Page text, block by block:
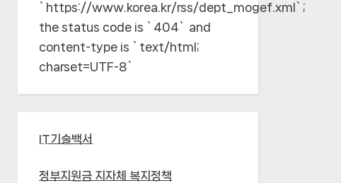
`https://www.korea.kr/rss/dept_mogef.xml`;
the status code is `404` and
content-type is `text/html;
charset=UTF-8`
IT기술백서
정부지원금 지자체 복지정책